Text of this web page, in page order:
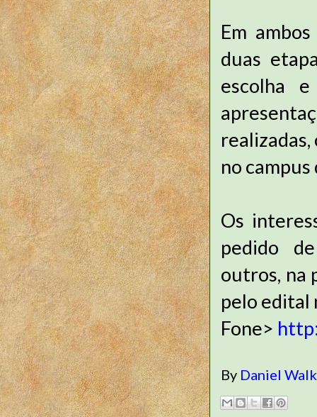
Em
duas
escolha
no
Os
pedido
outros, na
pelo edital
Fone>
By Daniel